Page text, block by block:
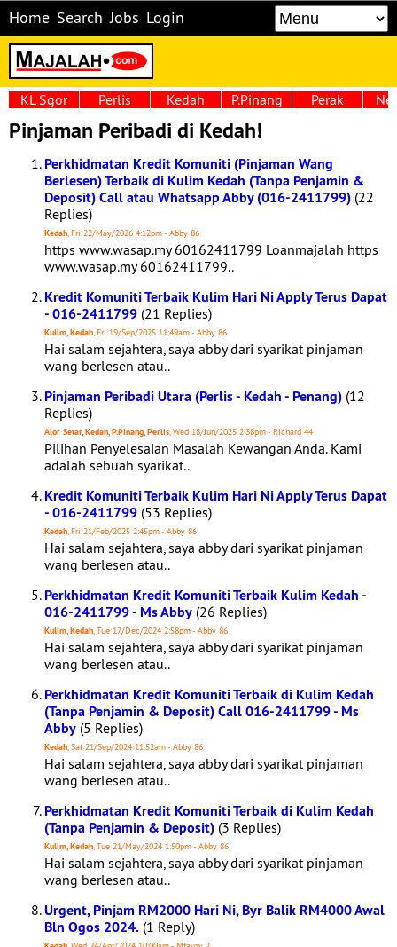
Home Search Jobs Login
KL Sgor Perlis Kedah P.Pinang Perak
Pinjaman Peribadi di Kedah!
Perkhidmatan Kredit Komuniti (Pinjaman Wang
Berlesen) Terbaik di Kulim Kedah (Tanpa Penjamin &
Deposit) Call atau Whatsapp Abby (016-2411799) (22
Replies)
Kedah, Fri 22/May/2026 4:12pm - Abby 86
https www.wasap.my 60162411799 Loanmajalah https
www.wasap.my 60162411799..
Kredit Komuniti Terbaik Kulim Hari Ni Apply Terus Dapat
- 016-2411799 (21 Replies)
Kulim, Kedah, Fri 19/Sep/2025 11:49am - Abby 86
Hai salam sejahtera, saya abby dari syarikat pinjaman
wang berlesen atau..
Pinjaman Peribadi Utara (Perlis - Kedah - Penang) (12
Replies)
Alor Setar, Kedah, P.Pinang, Perlis, Wed 18/Jun/2025 2:38pm - Richard 44
Pilihan Penyelesaian Masalah Kewangan Anda. Kami
adalah sebuah syarikat..
Kredit Komuniti Terbaik Kulim Hari Ni Apply Terus Dapat
- 016-2411799 (53 Replies)
Kedah, Fri 21/Feb/2025 2:45pm - Abby 86
Hai salam sejahtera, saya abby dari syarikat pinjaman
wang berlesen atau..
Perkhidmatan Kredit Komuniti Terbaik Kulim Kedah -
016-2411799 - Ms Abby (26 Replies)
Kulim, Kedah, Tue 17/Dec/2024 2:58pm - Abby 86
Hai salam sejahtera, saya abby dari syarikat pinjaman
wang berlesen atau..
Perkhidmatan Kredit Komuniti Terbaik di Kulim Kedah
(Tanpa Penjamin & Deposit) Call 016-2411799 - Ms
Abby (5 Replies)
Kedah, Sat 21/Sep/2024 11:52am - Abby 86
Hai salam sejahtera, saya abby dari syarikat pinjaman
wang berlesen atau..
Perkhidmatan Kredit Komuniti Terbaik di Kulim Kedah
(Tanpa Penjamin & Deposit) (3 Replies)
Kulim, Kedah, Tue 21/May/2024 1:50pm - Abby 86
Hai salam sejahtera, saya abby dari syarikat pinjaman
wang berlesen atau..
Urgent, Pinjam RM2000 Hari Ni, Byr Balik RM4000 Awal
Bln Ogos 2024. (1 Reply)